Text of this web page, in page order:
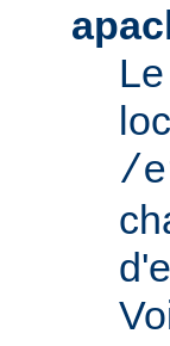
Le
/